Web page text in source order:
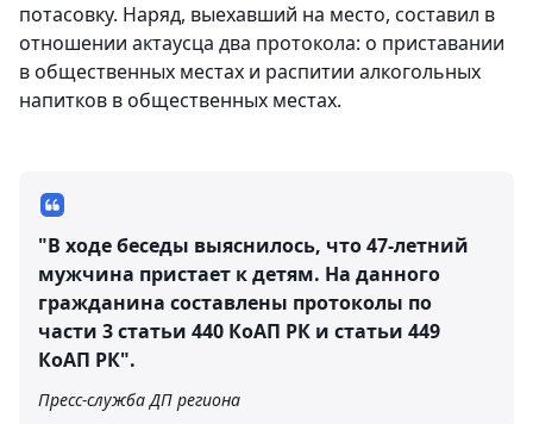
потасовку. Наряд, выехавший на место, составил в
отношении актаусца два протокола: о приставании
в общественных местах и распитии алкогольных
напитков в общественных местах.
"В ходе беседы выяснилось, что 47-летний
мужчина пристает к детям. На данного
гражданина составлены протоколы по
части 3 статьи 440 КоАП РК и статьи 449
КоАП РК".
Пресс-служба ДП региона